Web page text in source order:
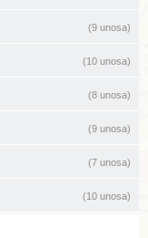
(9 unosa)
(10 unosa)
(8 unosa)
(9 unosa)
(7 unosa)
(10 unosa)